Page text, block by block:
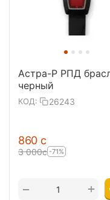
Астра-Р РПД
черный
КОД: 26243
‍860‍ с
3 000с -71%
+
−